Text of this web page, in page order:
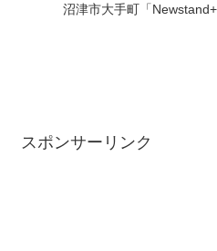
【PR】
沼津市大手町「
スポンサーリンク